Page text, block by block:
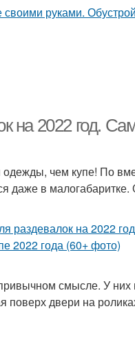
на 2022 год.
чем купе! По
даже в
смысле. У них
двери на